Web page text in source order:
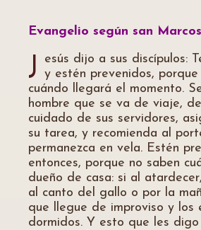
Evangelio según san Marcos
J
esús dijo a sus discípulos:
y estén prevenidos, porque
cuándo llegará el momento.
hombre que se va de viaje,
cuidado de sus servidores,
su tarea, y recomienda al
permanezca en vela. Estén
entonces, porque no saben
dueño de casa: si al
al canto del gallo o por la
que llegue de improviso y los
dormidos. Y esto que les